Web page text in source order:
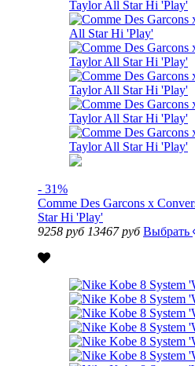
- 31%
Comme Des Garcons x
Star Hi 'Play'
9258 руб 13467 руб Выбрать